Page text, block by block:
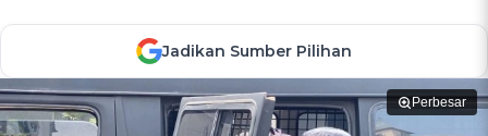
Jadikan Sumber Pilihan
Perbesar